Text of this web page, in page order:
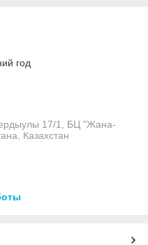
год
17/1, БЦ "Жана-
Казахстан